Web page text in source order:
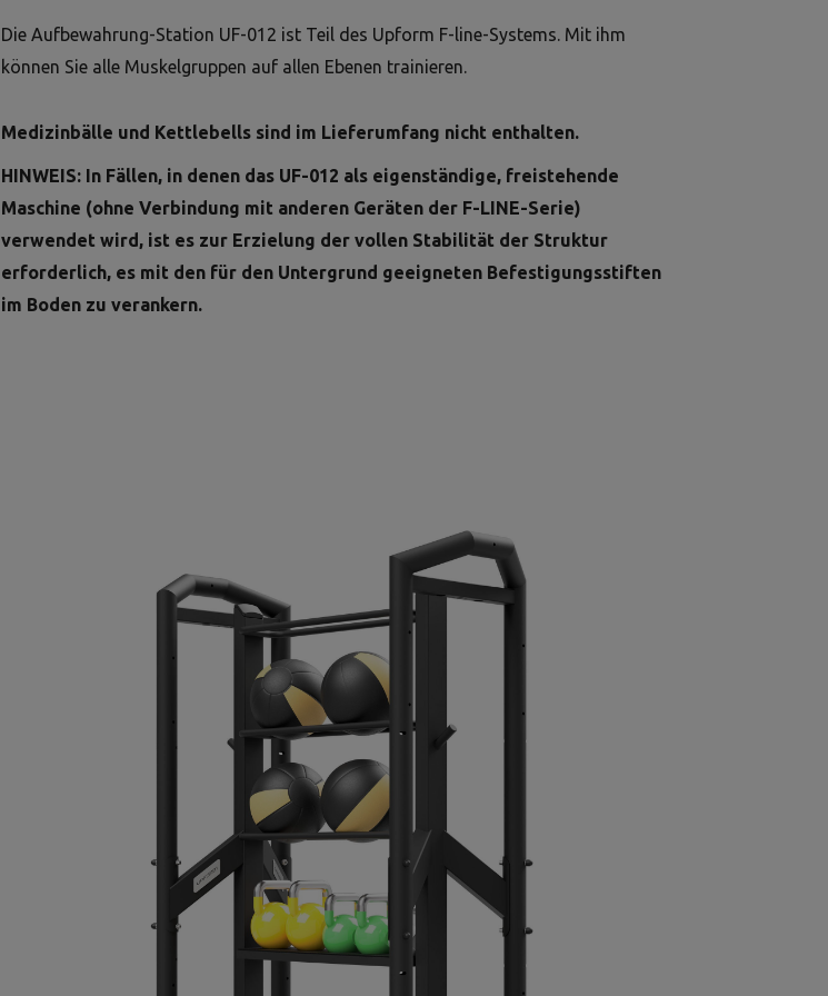
Die Aufbewahrung-Station UF-012 ist Teil des Upform F-line-Systems. Mit ihm
können Sie alle Muskelgruppen auf allen Ebenen trainieren.
Medizinbälle und Kettlebells sind im Lieferumfang nicht enthalten.
HINWEIS: In Fällen, in denen das UF-012 als eigenständige, freistehende
Maschine (ohne Verbindung mit anderen Geräten der F-LINE-Serie)
verwendet wird, ist es zur Erzielung der vollen Stabilität der Struktur
erforderlich, es mit den für den Untergrund geeigneten Befestigungsstiften
im Boden zu verankern.